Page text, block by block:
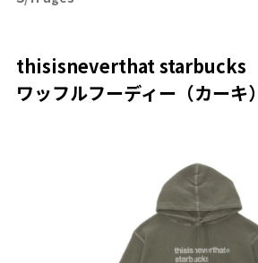
thisisneverthat starbucks
ワッフルフーディー（カーキ）